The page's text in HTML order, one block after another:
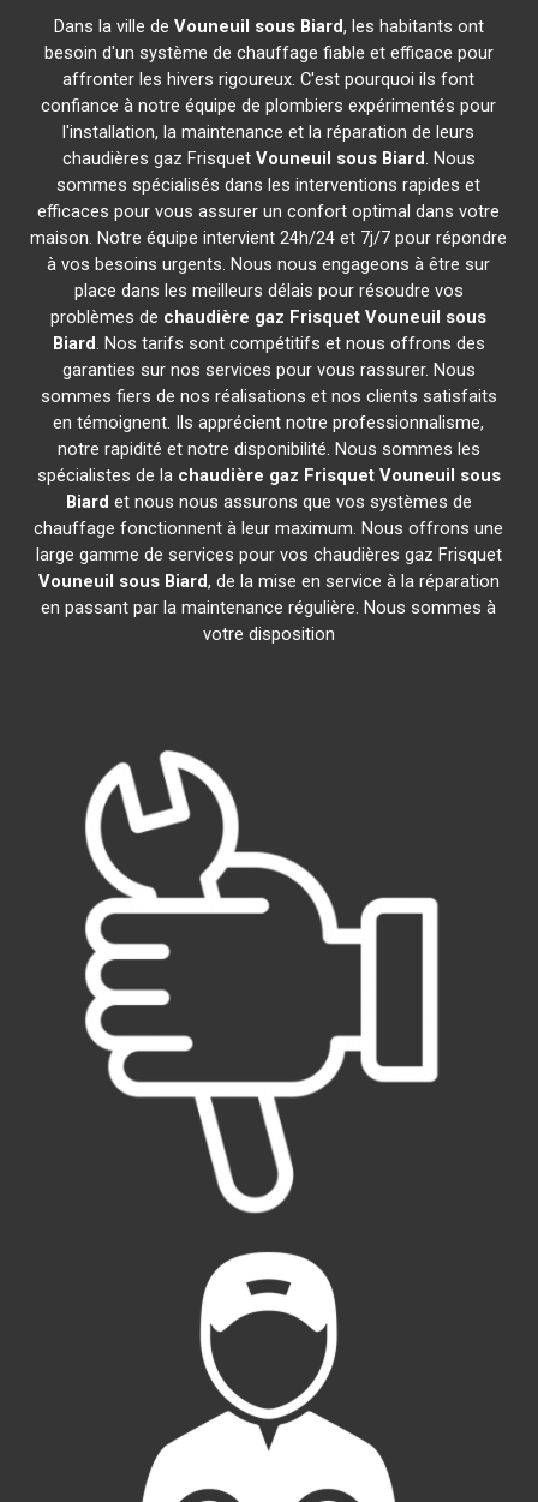
Dans la ville de Vouneuil sous Biard, les habitants ont
besoin d'un système de chauffage fiable et efficace pour
affronter les hivers rigoureux. C'est pourquoi ils font
confiance à notre équipe de plombiers expérimentés pour
l'installation, la maintenance et la réparation de leurs
chaudières gaz Frisquet Vouneuil sous Biard. Nous
sommes spécialisés dans les interventions rapides et
efficaces pour vous assurer un confort optimal dans votre
maison. Notre équipe intervient 24h/24 et 7j/7 pour répondre
à vos besoins urgents. Nous nous engageons à être sur
place dans les meilleurs délais pour résoudre vos
problèmes de chaudière gaz Frisquet Vouneuil sous
Biard. Nos tarifs sont compétitifs et nous offrons des
garanties sur nos services pour vous rassurer. Nous
sommes fiers de nos réalisations et nos clients satisfaits
en témoignent. Ils apprécient notre professionnalisme,
notre rapidité et notre disponibilité. Nous sommes les
spécialistes de la chaudière gaz Frisquet Vouneuil sous
Biard et nous nous assurons que vos systèmes de
chauffage fonctionnent à leur maximum. Nous offrons une
large gamme de services pour vos chaudières gaz Frisquet
Vouneuil sous Biard, de la mise en service à la réparation
en passant par la maintenance régulière. Nous sommes à
votre disposition